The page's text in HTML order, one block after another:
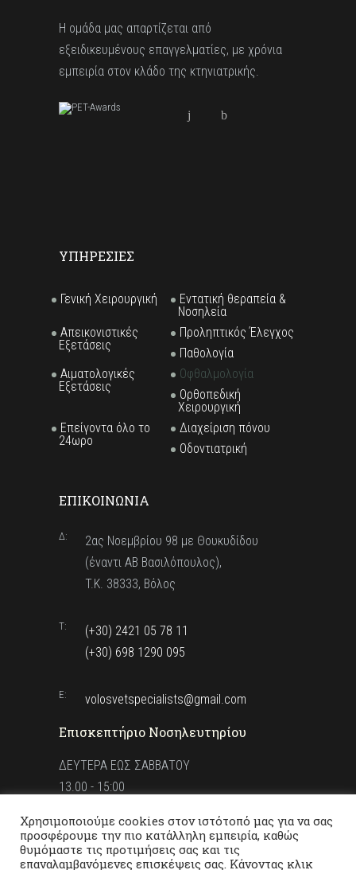
Η ομάδα μας απαρτίζεται από
εξειδικευμένους επαγγελματίες, με χρόνια
εμπειρία στον κλάδο της κτηνιατρικής.
ΥΠΗΡΕΣΙΕΣ
Γενική Χειρουργική
Εντατική θεραπεία &
Νοσηλεία
Απεικoνιστικές
Εξετάσεις
Προληπτικός Έλεγχος
Παθολογία
Αιματολογικές
Εξετάσεις
Οφθαλμολογία
Ορθοπεδική
Χειρουργική
Επείγοντα όλο το
24ωρο
Διαχείριση πόνου
Οδοντιατρική
ΕΠΙΚΟΙΝΩΝΙΑ
Δ:
2ας Νοεμβρίου 98 με Θουκυδίδου
(έναντι ΑΒ Βασιλόπουλος),
T.K. 38333, Βόλος
T:
(+30) 2421 05 78 11
(+30) 698 1290 095
E: volosvetspecialists@gmail.com
Επισκεπτήριο Νοσηλευτηρίου
ΔΕΥΤΕΡΑ ΕΩΣ ΣΑΒΒΑΤΟΥ
13.00 - 15:00
Χρησιμοποιούμε cookies στον ιστότοπό μας για να σας
προσφέρουμε την πιο κατάλληλη εμπειρία, καθώς
θυμόμαστε τις προτιμήσεις σας και τις
επαναλαμβανόμενες επισκέψεις σας. Κάνοντας κλικ